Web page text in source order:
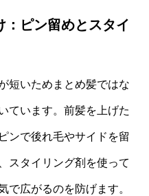
：ピン留めとスタイ
短いためまとめ髪ではな
ています。前髪を上げた
ンで後れ毛やサイドを留
スタイリング剤を使って
で広がるのを防げます。